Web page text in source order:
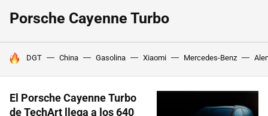
Porsche Cayenne Turbo
HOY SE HABLA DE
DGT China Gasolina Xiaomi Mercedes-Benz
El Porsche Cayenne Turbo
de TechArt llega a los 640